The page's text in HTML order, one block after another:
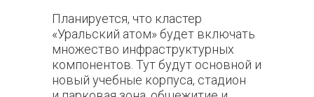
Планируется, что кластер
«Уральский атом» будет включать
множество инфраструктурных
компонентов. Тут будут основной и
новый учебные корпуса, стадион